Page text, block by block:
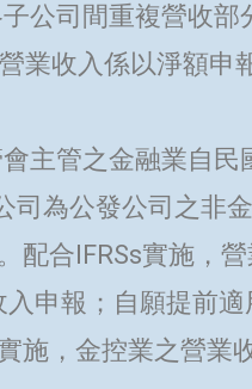
公司間重複營收部
業收入係以淨額申
主管之金融業自民
司為公發公司之非
配合IFRSs實施，
申報；自願提前適
施，金控業之營業